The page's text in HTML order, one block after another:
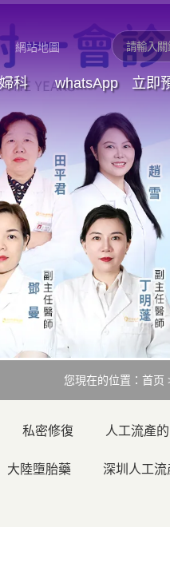
網站地圖
科 whatsApp 立即
您現在的位置： 首页
私密修復 人工流產
大陸墮胎藥 深圳人工流